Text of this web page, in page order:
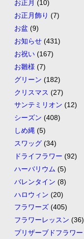
お正月 (10)
お正月飾り (7)
お盆 (9)
お知らせ(431)
お祝い(167)
お雛様 (7)
グリーン (182)
クリスマス (27)
サンテミリオン (12)
シーズン (408)
しめ縄 (5)
スワッグ(34)
ドライフラワー (92)
ハーバリウム (5)
バレンタイン (8)
ハロウィン (20)
フラワーズ(405)
フラワーレッスン (36)
プリザーブドフラワー